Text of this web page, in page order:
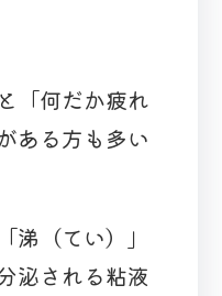
「何だか疲れ
ある方も多い
涕（てい）」
泌される粘液